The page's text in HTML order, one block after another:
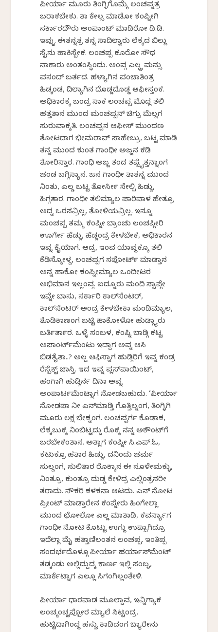
ಪೀರ್ಯಾ ಮೂರು ತಿಂಗ್ಳಿಗೊಮ್ಮೆ ಲಂಚಪ್ನತ್ರ
ಬರಾಕಬೇಕು. ತಾ ಕೇಲ್ಸ ಮಾಡೋ ಕಂಪ್ನೀಗಿ
ಸರ್ಕಾರದೌರು ಅಂಪಾಂಟ್ ಮಾಡಿರೋ ಡಿ.ಡಿ.
ಇವ್ನು. ಈತನ್ನತ್ರ ತನ್ನ ಸಾದಿಲ್ವಾರು ಲೆಕ್ಕದ ಬಿಲ್ಲು
ಸೈನು ಹಾಕಿಸ್ಬೇಕ. ಲಂಚಪ್ಪ ಕೂರೋ ಸೌಧ
ನಾಕಾರು ಅಂತಂಸ್ಥಿಂದು. ಅಂವ್ಗ ಎಲ್ಡ್ರ ಮನ್ಸು
ಪಸಂದ್ ಬರ್ತದ. ಹಳ್ಯಾಗಿನ ಪಂಚಾತಿಂತ್ರ
ಹಿಡ್ಕಂಡ, ದಿಲ್ಯಾಗಿನ ದೊಡ್ಡದೊಡ್ಡ ಆಫೀಸ್ತಂಕ.
ಅಧಿಕಾರಕ್ಕ ಬಂದ್ರ ಸಾಕ ಲಂಚಪ್ಪ ಮೊದ್ಲ ತಲಿ
ಹತ್ತತಾನ ಮುಂದ ಮಂಚಪ್ಪನ್ ಚಿಗ್ರು ಮೆಲ್ಲಗ
ಸುರುವಾಕ್ಕತಿ. ಲಂಚಪ್ಪನ ಆಫೀಸ್ ಮುಂದಣ
ತೋಟದಾಗ ಭೀಮರಾವ್ ಸಾಹೇಬ್ರು, ಬಟ್ಟ ಮಾಡಿ
ತನ್ನ ಮುಂದ ಕುಂತ ಗಾಂಧೀ ಅಜ್ಜನ ಕಡಿ
ತೋರಿಸ್ತಾರ. ಗಾಂಧಿ ಅಜ್ಜ ತಂದ ತಪ್ಪೈತ್ತನ್ನಾಂಗ
ಚಂಡ ಬಗ್ಗಿಸ್ಯಾನ. ಜನ ಗಾಂಧೀ ತಾತನ್ನ ಮುಂದ
ನಿಂತು, ಎಲ್ಡ ಬಟ್ಟ ತೋರ್ಸೀ ಸೇಲ್ಪಿ ಹಿಡ್ದು,
ಹಿಗ್ಗತಾರ. ಗಾಂಧೀ ತಲಿಮ್ಯಾಲ ಪಾರಿವಾಳ ಹೇತ್ರೂ
ಅದ್ನ ಒರಸವ್ರಿಲ್ಲ, ತೋಳಿಯವ್ರಿಲ್ಲ. ಇನ್ನೂ
ಮಂಚಪ್ಪ ತಮ್ಮ ಕಂಪ್ನೀ ಬ್ರಾಂಚು ಲಂಚಪ್ಗೀರಿ
ಊರ್ಗೇ ಹೆಡ್ಡು, ಹೆಡ್ಡಂದ್ರ ಕೇಳಬೇಕ, ಅಧಿಕಾರನ
ಇವ್ನ ಕೈಯಾಗ. ಆದ್ರ, ಇಂವ ಯಾವ್ದಕ್ಕೂ ತಲಿ
ಕೆಡಿಸ್ಕೋಳ್ದ, ಲಂಚಪ್ಪಗ ಸಪೋರ್ಟ್ ಮಾಡ್ತಾನ
ಅನ್ನ ಹಾಕೋ ಕಂಪ್ನೀಮ್ಯಾಲ ಒಂದೀಟರ
ಅಭಿಮಾನ ಇಲ್ಲಂವ್ಗ. ಐದ್ನೂರು ಮಂದಿ ಸ್ಟಾಪ್ಗೇ
ಇವ್ನೇ ಬಾಸು, ಸರ್ಕಾರಿ ಕಾಲ್‌ಸೆಂಟರ್,
ಕಾಲ್‌ಸೆಂಟರ್ ಅಂದ್ರ ಕೇಳಬೇಕಾ ಮಂಡಿಮ್ಯಾಲ,
ತೊಡಿಕಾಣಂಗ ಬಟ್ಟಿ ಹಾಕೋಳೋ ಹುಡ್ಗ್ಯಾರು
ಬರ್ತಿರ್ತಾರ. ಒಳ್ಳೆ ಸಂಬಳ, ಕಂಪ್ನಿ ಬಾಡ್ಗಿ ಕಟ್ಟ
ಅಪಾಂರ್ಟ್‌ಮೆಂಟು ಇದ್ದಾಗ ಅವ್ನ ಆಸಿ
ಬಿಡತೈತಾ..? ಅಲ್ದ ಆಫಿಸ್ನಾಗ ಹುಡ್ಗಿರಿಗೆ ಇವ್ನ ಕಂಡ್ರ
ರೆಸ್ಪೆಕ್ಟ್ ಜಾಸ್ತಿ. ಇದ ಇವ್ನ ಪ್ಲಸ್‌ಪಾಯಿಂಟ್,
ಹಂಗಾಗಿ ಹುಡ್ಗಿರ್ನ ದಿನಾ ಅವ್ನ
ಅಂಪಾರ್ಟಮೆಂಟ್ನಾಗ ನೋಡಬಹುದು. ‘ಪೀರ್ಯಾ
ನೋಡಪಾ ನೀ ಎನ್‍ಮಾಡ್ತಿ ಗೊತ್ತಿಲ್ನಂಗ, ತಿಂಗ್ಳಿಗಿ
ಮೂರು ಲಕ್ಷ ಬೇಕ್ನಂಗ. ಲಂಚಪ್ಪರ್ಗ ಕೊಡಾಕ,
ಲೆಕ್ಕಬುಕ್ಕ ನಿಂಬಿಟ್ಟದ್ದು ರೊಕ್ಕ ನನ್ನ ಅಕೌಂಟ್‌ಗೆ
ಬರಬೇಕಂತಾನ. ಅತ್ಲಾಗ ಕಂಪ್ನೀ ಸಿ.ಎಪ್.ಓ,
ಕಟುಕ್ರೂ ಹತಾರ ಹಿಡ್ದು, ದನಿಂದು ಚರ್ಮ
ಸುಲ್ದಂಗ, ಸುಲಿತಾರ ರೊಕ್ಕಾನ ಈ ಸೂಳೇಮಕ್ಳು,
ನಿಂತ್ರೂ, ಕುಂತ್ರೂ ದುಡ್ಡ ಕೇಳಿದ್ರ ಎಲ್ಲಿಂತ್ರನರೀ
ತರಾದು. ನೌಕರಿ ಕಳಕನಾ ಆಟದು. ಎನ್ ನೋಟ
ಪ್ರೀಂಟ್ ಮಾಡ್ತಾರೇನ ಕಂಪ್ನೇರು ಹಿಂಗೇಲ್ಲಾ
ಮುಂದ ಛೋಲೋ ಎಲ್ಡ ಮಾತಾಡಿ, ಕವರ್ನ್ಯಾಗ
ಗಾಂಧೀ ನೋಟ ಕೊಟ್ಟು ಉಗ್ದು ಉಪ್ಪಾಗಿದ್ರೂ
ಇದೆಲ್ಲಾ ಮೈ ಹತ್ತಾಣಿಲಂತನ ಲಂಚಪ್ಪ. ಇಂತಿಪ್ಪ
ಸಂದರ್ಭದೊಳ್ಗೂ ಪೀರ್ಯಾ ಹರ್ಯಾಸ್‌ಮೆಂಟ್
ತಡ್ಕಂಡು ಅಲ್ಲಿದ್ದುದ್ಕ ಕಾರ್ಣ ಇಲ್ಲಿ ಸಂಬ್ಳ,
ಮಾರ್ಕೆಟ್ನಾಗ ಎಲ್ಲೂ ಸಿಗಂಗಿಲ್ಲಂತೇಳಿ.
ಪೀರ್ಯಾ ಧಾರವಾಡ ಮೂಲ್ದಾವ, ಇವ್ನಿಗ್ಯಾಕ
ಲಂಚ್ಮಂಚ್ಚಪ್ಪೋರ ಮ್ಯಾಲೆ ಸಿಟ್ಟಂದ್ರ,
ಹುಟ್ಟಿದಾಗಿಂದ್ದ ಹಸ್ವು ಕಾಡಿದಂಗ ಬ್ಯಾರೇನು